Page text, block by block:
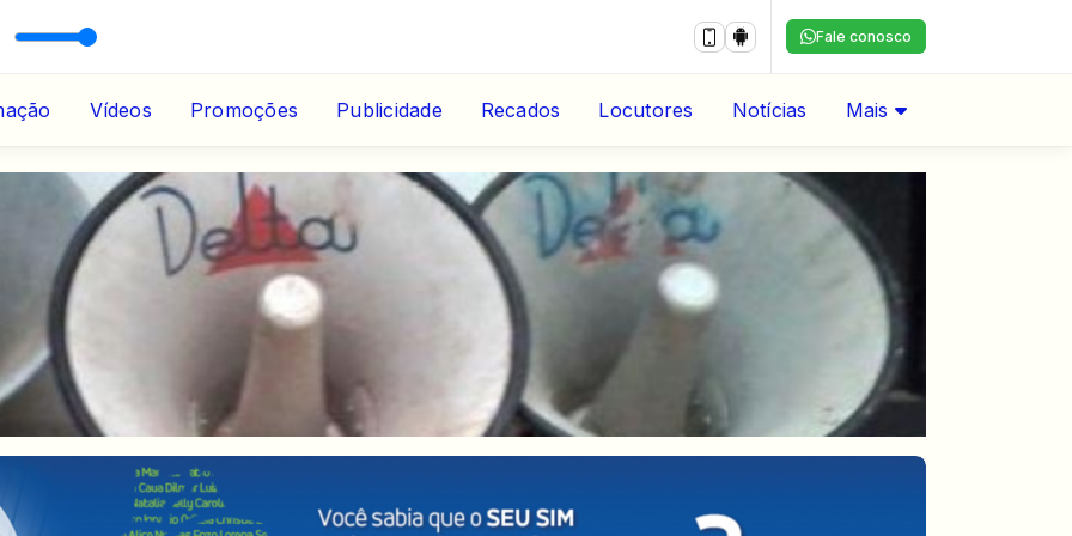
60 ANOS)
Fale conosco
Vídeos Promoções Publicidade Recados Locutores Notícias Mais